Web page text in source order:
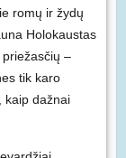
romų ir žydų
Holokaustas
–
tik karo
kaip dažnai